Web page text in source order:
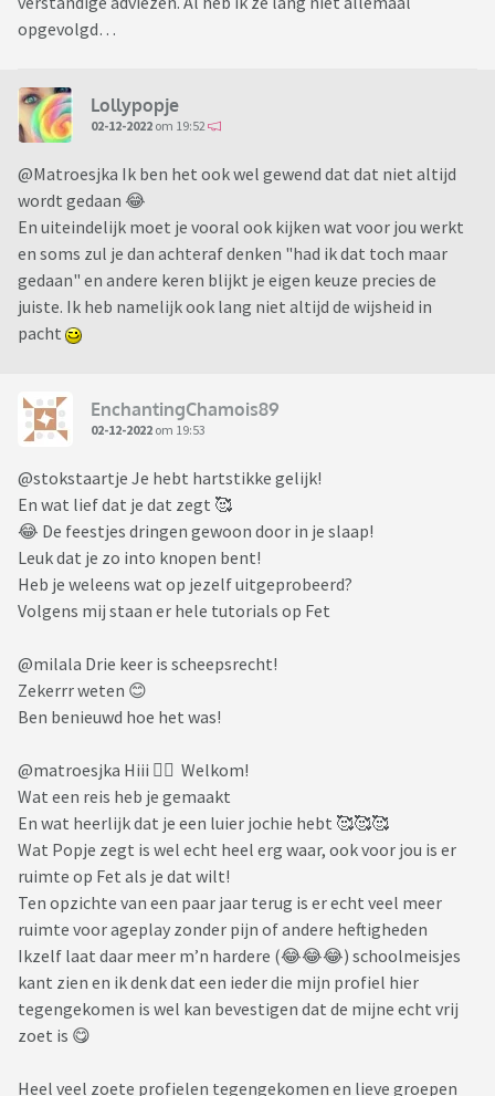
opgevolgd…
Lollypopje
02-12-2022 om 19:52
@Matroesjka Ik ben het ook wel gewend dat dat niet altijd
wordt gedaan 😂
En uiteindelijk moet je vooral ook kijken wat voor jou werkt
en soms zul je dan achteraf denken "had ik dat toch maar
gedaan" en andere keren blijkt je eigen keuze precies de
juiste. Ik heb namelijk ook lang niet altijd de wijsheid in
pacht
EnchantingChamois89
02-12-2022 om 19:53
@stokstaartje Je hebt hartstikke gelijk!
En wat lief dat je dat zegt 🥰
😂 De feestjes dringen gewoon door in je slaap!
Leuk dat je zo into knopen bent!
Heb je weleens wat op jezelf uitgeprobeerd?
Volgens mij staan er hele tutorials op Fet
@milala Drie keer is scheepsrecht!
Zekerrr weten 😊
Ben benieuwd hoe het was!
@matroesjka Hiii 🙋‍♀️ Welkom!
Wat een reis heb je gemaakt
En wat heerlijk dat je een luier jochie hebt 🥰🥰🥰
Wat Popje zegt is wel echt heel erg waar, ook voor jou is er
ruimte op Fet als je dat wilt!
Ten opzichte van een paar jaar terug is er echt veel meer
ruimte voor ageplay zonder pijn of andere heftigheden
Ikzelf laat daar meer m’n hardere (😂😂😂) schoolmeisjes
kant zien en ik denk dat een ieder die mijn profiel hier
tegengekomen is wel kan bevestigen dat de mijne echt vrij
zoet is 😋
Heel veel zoete profielen tegengekomen en lieve groepen